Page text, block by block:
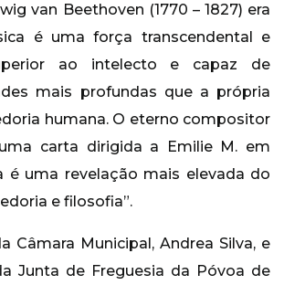
van Beethoven (1770 – 1827) era
é uma força transcendental e
ao intelecto e capaz de
mais profundas que a própria
humana. O eterno compositor
carta dirigida a Emilie M. em
é uma revelação mais elevada do
e filosofia”.
Câmara Municipal, Andrea Silva, e
Junta de Freguesia da Póvoa de